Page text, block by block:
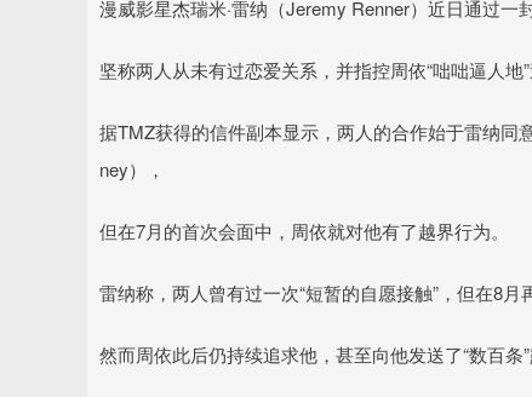
漫威影星杰瑞米·雷纳（Jeremy Renner）近日通过一
坚称两人从未有过恋爱关系，并指控周依“咄咄逼人地”
据TMZ获得的信件副本显示，两人的合作始于雷纳同
ney），
但在7月的首次会面中，周依就对他有了越界行为。
雷纳称，两人曾有过一次“短暂的自愿接触”，但在8月
然而周依此后仍持续追求他，甚至向他发送了“数百条”